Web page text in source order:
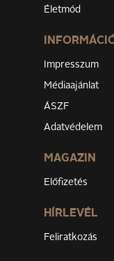
Életmód
Impresszum
Médiaajánlat
ÁSZF
Adatvédelem
MAGAZIN
Előfizetés
HÍRLEVÉL
Feliratkozás